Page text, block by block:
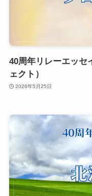
40周年リレーエッセ
ェクト）
2026年5月25日